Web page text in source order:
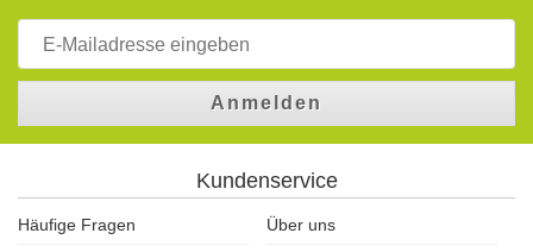
Anmelden
Kundenservice
Häufige Fragen
Über uns